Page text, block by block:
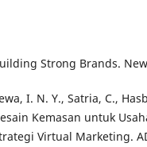
Strong Brands.
I. N. Y., Satria, C.,
Kemasan untuk
Virtual Marketing.